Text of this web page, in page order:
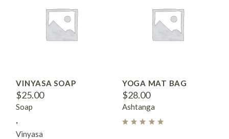
VINYASA SOAP
$25.00
Soap
Vinyasa
YOGA MAT BAG
$28.00
Ashtanga